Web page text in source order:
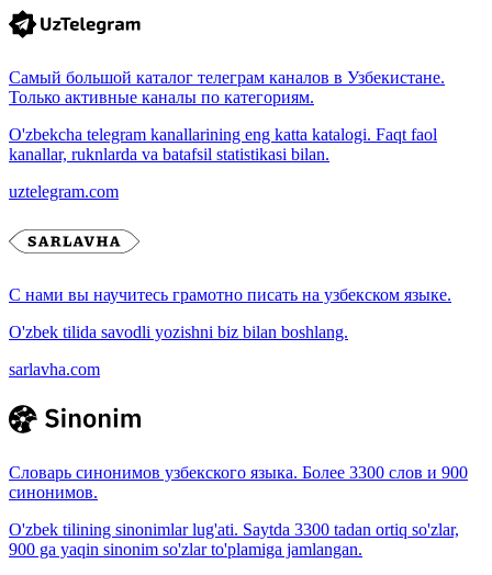
Самый большой каталог телеграм каналов в Узбекистане.
Только активные каналы по категориям.
O'zbekcha telegram kanallarining eng katta katalogi. Faqt faol
kanallar, ruknlarda va batafsil statistikasi bilan.
uztelegram.com
С нами вы научитесь грамотно писать на узбекском языке.
O'zbek tilida savodli yozishni biz bilan boshlang.
sarlavha.com
Словарь синонимов узбекского языка. Более 3300 слов и 900
синонимов.
O'zbek tilining sinonimlar lug'ati. Saytda 3300 tadan ortiq so'zlar,
900 ga yaqin sinonim so'zlar to'plamiga jamlangan.